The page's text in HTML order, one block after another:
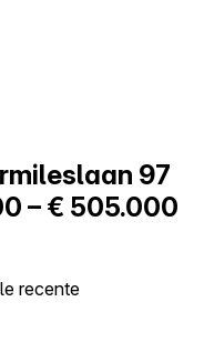
97
– € 505.000
recente